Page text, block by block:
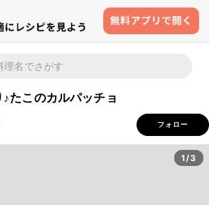
たこのカルパッチョ
フォロー
1/3